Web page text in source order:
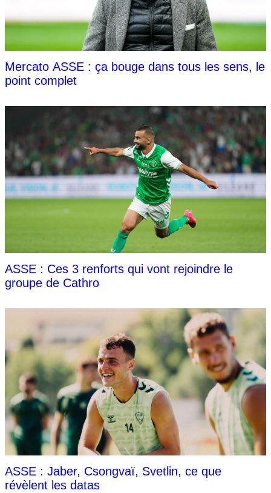
Mercato ASSE : ça bouge dans tous les sens, le
point complet
ASSE : Ces 3 renforts qui vont rejoindre le
groupe de Cathro
ASSE : Jaber, Csongvaï, Svetlin, ce que
révèlent les datas